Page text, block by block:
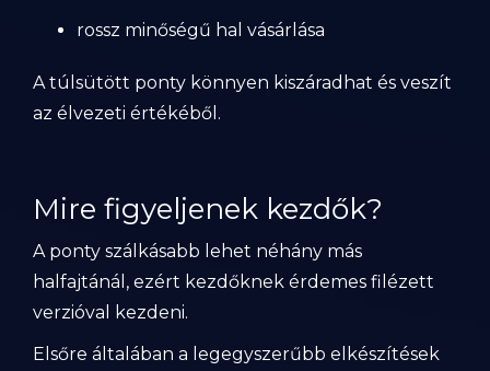
rossz minőségű hal vásárlása
A túlsütött ponty könnyen kiszáradhat és veszít
az élvezeti értékéből.
Mire figyeljenek kezdők?
A ponty szálkásabb lehet néhány más
halfajtánál, ezért kezdőknek érdemes filézett
verzióval kezdeni.
Elsőre általában a legegyszerűbb elkészítések